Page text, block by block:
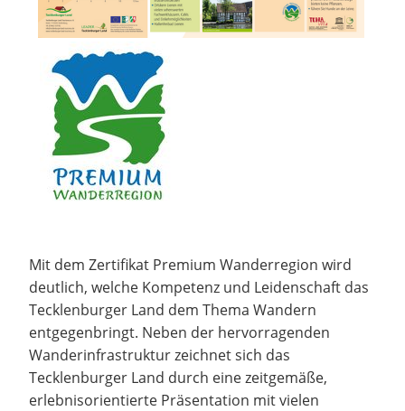
Mit dem Zertifikat Premium Wanderregion wird
deutlich, welche Kompetenz und Leidenschaft das
Tecklenburger Land dem Thema Wandern
entgegenbringt. Neben der hervorragenden
Wanderinfrastruktur zeichnet sich das
Tecklenburger Land durch eine zeitgemäße,
erlebnisorientierte Präsentation mit vielen